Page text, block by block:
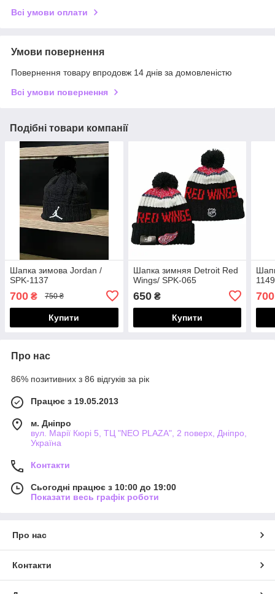
Всі умови оплати
Умови повернення
Повернення товару впродовж 14 днів за домовленістю
Всі умови повернення
Подібні товари компанії
Шапка зимова Jordan /
SPK-1137
700 ₴ 750 ₴
Купити
Шапка зимняя Detroit Red
Wings/ SPK-065
650₴
Купити
1149
700
Про нас
86% позитивних з 86 відгуків за рік
Працює з 19.05.2013
м. Дніпро
вул. Марії Кюрі 5, ТЦ "NEO PLAZA", 2 поверх, Дніпро,
Україна
Контакти
Сьогодні працює з 10:00 до 19:00
Показати весь графік роботи
Про нас
Контакти